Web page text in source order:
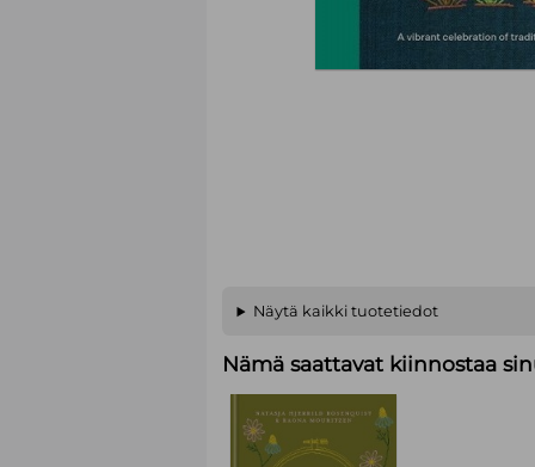
Näytä kaikki tuotetiedot
Nämä saattavat kiinnostaa